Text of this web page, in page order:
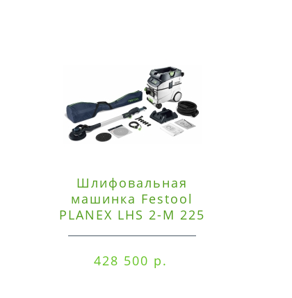
Шлифовальная
машинка Festool
PLANEX LHS 2-M 225
428 500 р.